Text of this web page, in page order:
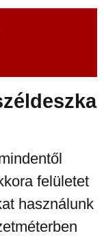
felületet
használunk